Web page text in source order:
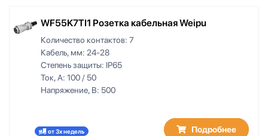
WF55K7TI1 Розетка кабельная Weipu
Количество контактов: 7
Кабель, мм: 24-28
Степень защиты: IP65
Ток, А: 100 / 50
Напряжение, В: 500
от 3х недель Подробнее